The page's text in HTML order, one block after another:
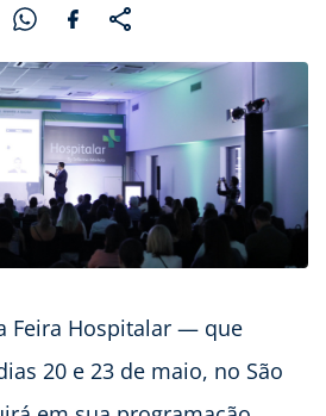
Feira Hospitalar — que
20 e 23 de maio, no São